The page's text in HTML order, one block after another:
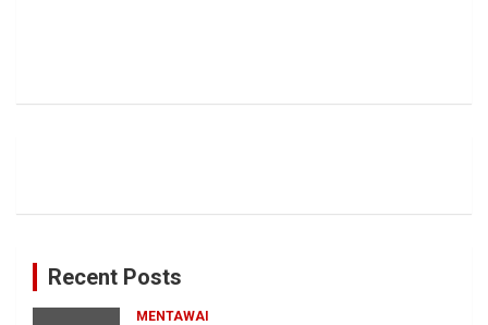
Recent Posts
MENTAWAI